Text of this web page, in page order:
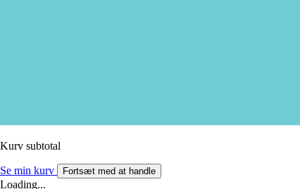
Kurv subtotal
Se min kurv Fortsæt med at handle
Loading...